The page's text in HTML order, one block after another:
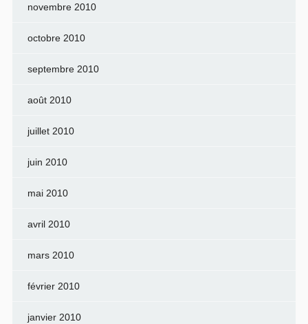
novembre 2010
octobre 2010
septembre 2010
août 2010
juillet 2010
juin 2010
mai 2010
avril 2010
mars 2010
février 2010
janvier 2010